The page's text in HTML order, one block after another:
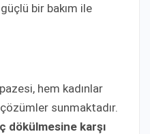
bir bakım ile
hem kadınlar
sunmaktadır.
dökülmesine karşı